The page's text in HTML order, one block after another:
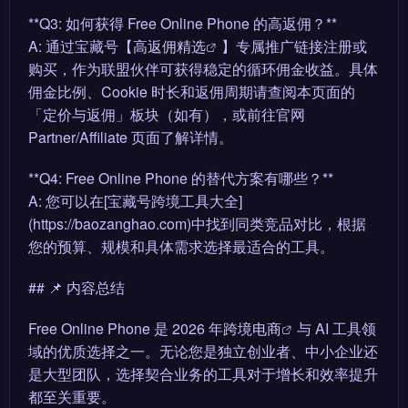
**Q3: 如何获得 Free Online Phone 的高返佣？**
A: 通过宝藏号【高返佣精选
】专属推广链接注册或
购买，作为联盟伙伴可获得稳定的循环佣金收益。具体
佣金比例、Cookie 时长和返佣周期请查阅本页面的
「定价与返佣」板块（如有），或前往官网
Partner/Affiliate 页面了解详情。
**Q4: Free Online Phone 的替代方案有哪些？**
A: 您可以在[宝藏号跨境工具大全]
(https://baozanghao.com)中找到同类竞品对比，根据
您的预算、规模和具体需求选择最适合的工具。
## 📌 内容总结
Free Online Phone 是 2026 年跨境电商
与 AI 工具领
域的优质选择之一。无论您是独立创业者、中小企业还
是大型团队，选择契合业务的工具对于增长和效率提升
都至关重要。